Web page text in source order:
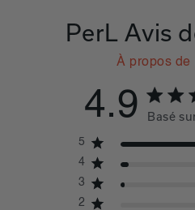
PerLAvis
À propos de
4.9 4.9 out
Basé
5
4
3
2